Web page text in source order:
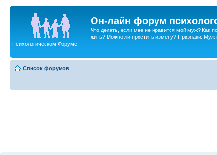
Он-лайн форум
Что делать, если мне не нравится мой муж? Как
жить? Можно ли простить измену? Признаки. Муж
Психологическом Форуме
Список форумов